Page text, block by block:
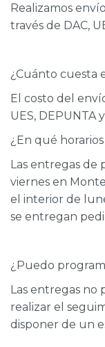
Realizamos
través de DAC,
¿Cuánto cuesta
El costo del
UES, DEPUNTA
¿En qué
Las entregas de
viernes en
el interior de
se entregan
¿Puedo
Las entregas no
realizar el
disponer de un